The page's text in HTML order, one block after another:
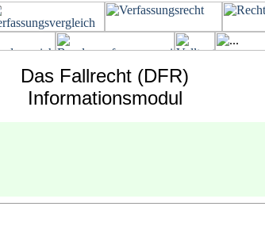
Das Fallrecht (DFR)
Informationsmodul